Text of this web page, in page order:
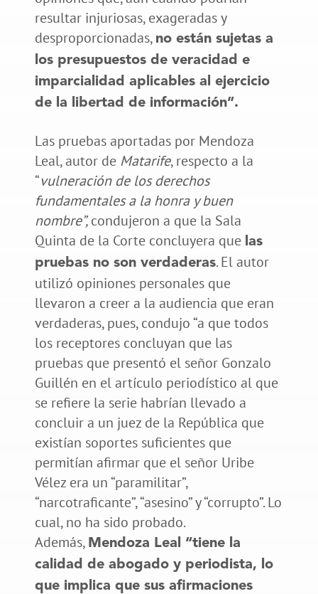
resultar injuriosas, exageradas y
desproporcionadas, no están sujetas a
los presupuestos de veracidad e
imparcialidad aplicables al ejercicio
de la libertad de información”.
Las pruebas aportadas por Mendoza
Leal, autor de Matarife, respecto a la
“vulneración de los derechos
fundamentales a la honra y buen
nombre”,condujeron a que la Sala
Quinta de la Corte concluyera que las
pruebas no son verdaderas. El autor
utilizó opiniones personales que
llevaron a creer a la audiencia que eran
verdaderas, pues, condujo “a que todos
los receptores concluyan que las
pruebas que presentó el señor Gonzalo
Guillén en el artículo periodístico al que
se refiere la serie habrían llevado a
concluir a un juez de la República que
existían soportes suficientes que
permitían afirmar que el señor Uribe
Vélez era un “paramilitar”,
“narcotraficante”, “asesino” y “corrupto”. Lo
cual, no ha sido probado.
Además, Mendoza Leal “tiene la
calidad de abogado y periodista, lo
que implica que sus afirmaciones